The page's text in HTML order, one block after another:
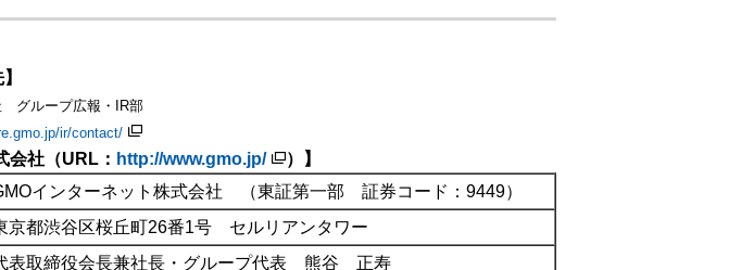
グループ広報・IR部
ir/contact/
会社（URL： http://www.gmo.jp/
）】
インターネット株式会社 （東証第一部 証券コード：9449）
京都渋谷区桜丘町26番1号 セルリアンタワー
表取締役会長兼社長・グループ代表 熊谷 正寿